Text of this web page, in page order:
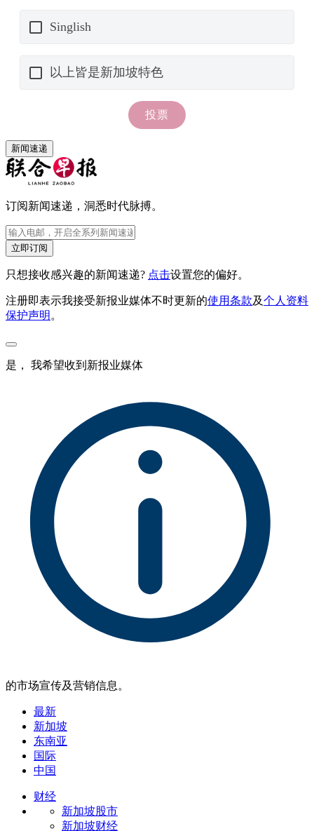
新闻速递
订阅新闻速递，洞悉时代脉搏。
立即订阅
只想接收感兴趣的新闻速递? 点击设置您的偏好。
注册即表示我接受新报业媒体不时更新的使用条款及个人资料
保护声明 。
是， 我希望收到新报业媒体
的市场宣传及营销信息。
最新
新加坡
东南亚
国际
中国
财经
新加坡股市
新加坡财经